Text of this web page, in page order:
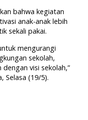
bahwa kegiatan
anak-anak lebih
sekali pakai.
mengurangi
sekolah,
visi sekolah,”
Selasa (19/5).